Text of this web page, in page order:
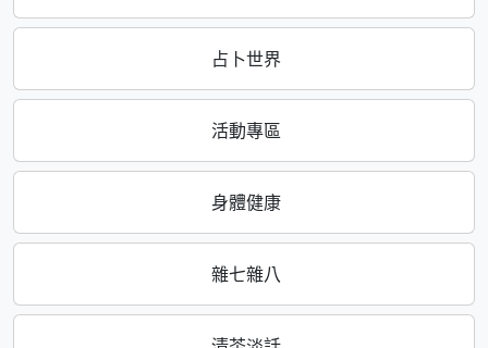
占卜世界
活動專區
身體健康
雜七雜八